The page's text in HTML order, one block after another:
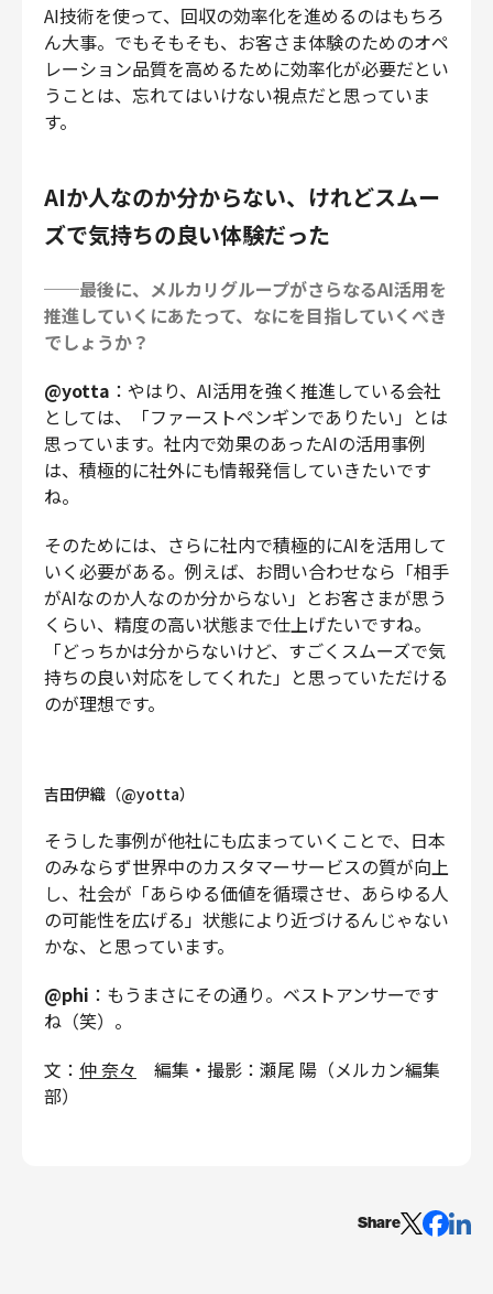
AI技術を使って、回収の効率化を進めるのはもちろ
ん大事。でもそもそも、お客さま体験のためのオペ
レーション品質を高めるために効率化が必要だとい
うことは、忘れてはいけない視点だと思っていま
す。
AIか人なのか分からない、けれどスムー
ズで気持ちの良い体験だった
──最後に、メルカリグループがさらなるAI活用を
推進していくにあたって、なにを目指していくべき
でしょうか？
@yotta ：やはり、AI活用を強く推進している会社
としては、「ファーストペンギンでありたい」とは
思っています。社内で効果のあったAIの活用事例
は、積極的に社外にも情報発信していきたいです
ね。
そのためには、さらに社内で積極的にAIを活用して
いく必要がある。例えば、お問い合わせなら「相手
がAIなのか人なのか分からない」とお客さまが思う
くらい、精度の高い状態まで仕上げたいですね。
「どっちかは分からないけど、すごくスムーズで気
持ちの良い対応をしてくれた」と思っていただける
のが理想です。
吉田伊織（@yotta）
そうした事例が他社にも広まっていくことで、日本
のみならず世界中のカスタマーサービスの質が向上
し、社会が「あらゆる価値を循環させ、あらゆる人
の可能性を広げる」状態により近づけるんじゃない
かな、と思っています。
@phi ：もうまさにその通り。ベストアンサーです
ね（笑）。
文： 仲 奈々 編集・撮影：瀬尾 陽（メルカン編集
部）
Share